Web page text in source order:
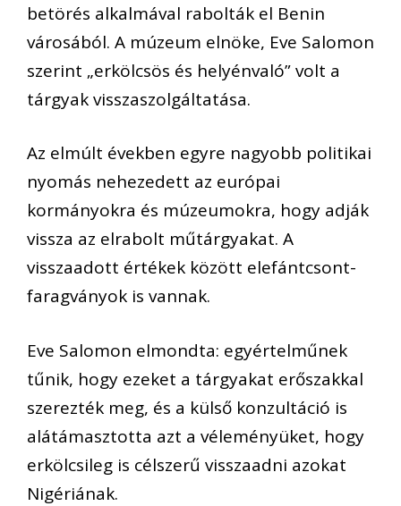
betörés alkalmával rabolták el Benin
városából. A múzeum elnöke, Eve Salomon
szerint „erkölcsös és helyénvaló” volt a
tárgyak visszaszolgáltatása.
Az elmúlt években egyre nagyobb politikai
nyomás nehezedett az európai
kormányokra és múzeumokra, hogy adják
vissza az elrabolt műtárgyakat. A
visszaadott értékek között elefántcsont-
faragványok is vannak.
Eve Salomon elmondta: egyértelműnek
tűnik, hogy ezeket a tárgyakat erőszakkal
szerezték meg, és a külső konzultáció is
alátámasztotta azt a véleményüket, hogy
erkölcsileg is célszerű visszaadni azokat
Nigériának.